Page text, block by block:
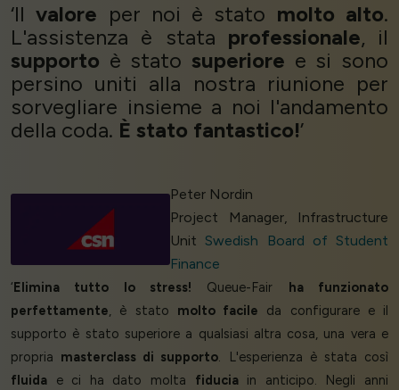
‘Ilvalore per noi è stato molto alto.
L'assistenza è stata professionale, il
supporto è stato superiore e si sono
persino uniti alla nostra riunione per
sorvegliare insieme a noi l'andamento
della coda. È stato fantastico!’
Peter Nordin
Project Manager, Infrastructure
Unit Swedish Board of Student
Finance
‘ Elimina tutto lo stress! Queue-Fair
ha funzionato
perfettamente, è stato molto facile da configurare e il
supporto è stato superiore a qualsiasi altra cosa, una vera e
propria masterclass di supporto. L'esperienza è stata così
fluida e ci ha dato molta fiduciain anticipo. Negli anni